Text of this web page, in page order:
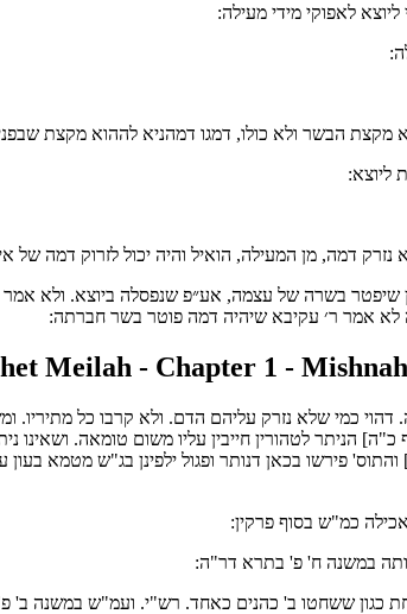
לאפוקי מידי מעילה:
מקצת הבשר ולא כולו, דמגו דמהניא לההוא מקצת
ליוצא:
דמה, מן המעילה, הואיל והיה יכול לזרוק דמה של
שיפטר בשרה של עצמה, אע״פ שנפסלה ביוצא. ולא
אמר ר׳ עקיבא שיהיה דמה פוטר בשר חברתה:
Meilah - Chapter 1 -
כמי שלא נזרק עליהם הדם. ולא קרבו כל מתיריו.
הניתר לטהורין חייבין עליו משום טומאה. ושאינו
פירשו בכאן דנותר ופגול ילפינן בג"ש מטמא
כמ"ש בסוף פרקין:
במשנה ח' פ' בתרא דר"ה:
ששחטו ב' כהנים כאחד. רש"י. ועמ"ש במשנה ב'